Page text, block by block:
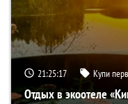
21:25:16 Купи
Отдых в экоотеле